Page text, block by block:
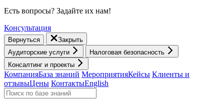
Есть вопросы? Задайте их нам!
Консультация
Вернуться
Закрыть
Аудиторские услуги
Налоговая безопасность
Консалтинг и проекты
КомпанияБаза знаний МероприятияКейсы Клиенты и
отзывыЦены КонтактыEnglish